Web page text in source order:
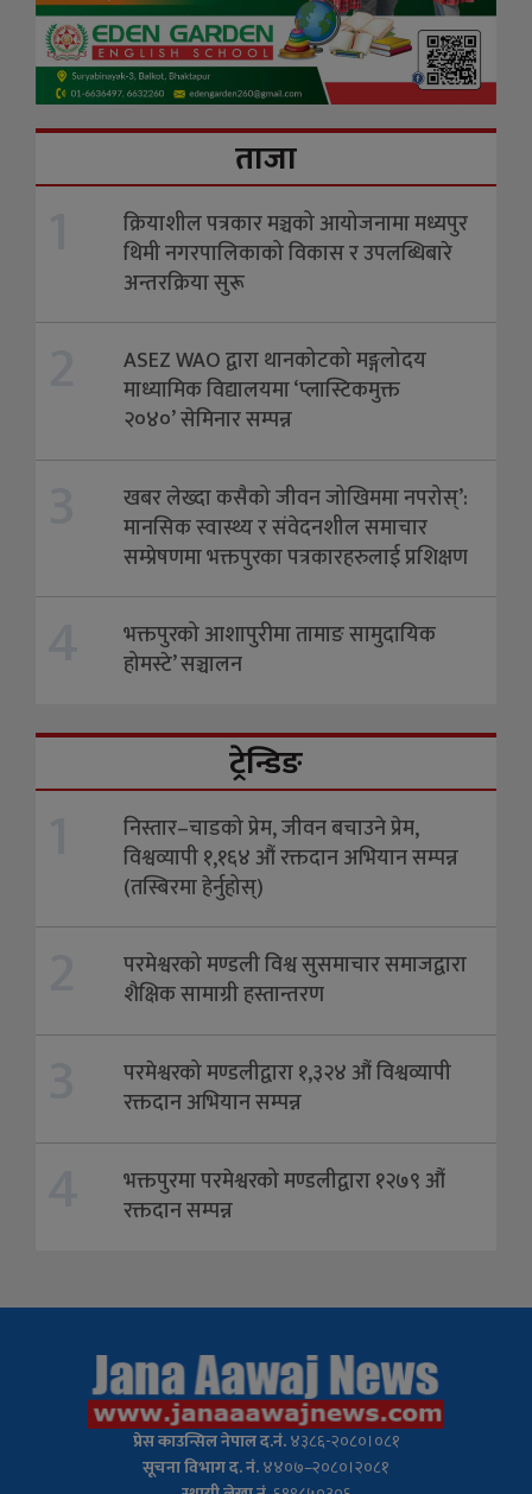
ताजा
क्रियाशील पत्रकार मञ्चको आयोजनामा मध्यपुर
थिमी नगरपालिकाको विकास र उपलब्धिबारे
अन्तरक्रिया सुरू ​
ASEZ WAO द्वारा थानकोटको मङ्गलोदय
माध्यामिक विद्यालयमा ‘प्लास्टिकमुक्त
२०४०’ सेमिनार सम्पन्न
खबर लेख्दा कसैको जीवन जोखिममा नपरोस्’:
मानसिक स्वास्थ्य र संवेदनशील समाचार
सम्प्रेषणमा भक्तपुरका पत्रकारहरुलाई प्रशिक्षण
भक्तपुरको आशापुरीमा तामाङ सामुदायिक
होमस्टे’ सञ्चालन
ट्रेन्डिङ
निस्तार–चाडको प्रेम, जीवन बचाउने प्रेम,
विश्वव्यापी १,१६४ औं रक्तदान अभियान सम्पन्न
(तस्बिरमा हेर्नुहोस्)
परमेश्वरको मण्डली विश्व सुसमाचार समाजद्वारा
शैक्षिक सामाग्री हस्तान्तरण
परमेश्वरको मण्डलीद्वारा १,३२४ औं विश्वव्यापी
रक्तदान अभियान सम्पन्न
भक्तपुरमा परमेश्वरको मण्डलीद्वारा १२७९ औं
रक्तदान सम्पन्न
प्रेसकाउन्सिल नेपाल द.नं.४३८६-२०८०।०८१
सूचना विभाग द. नं.४४०७–२०८०।२०८१